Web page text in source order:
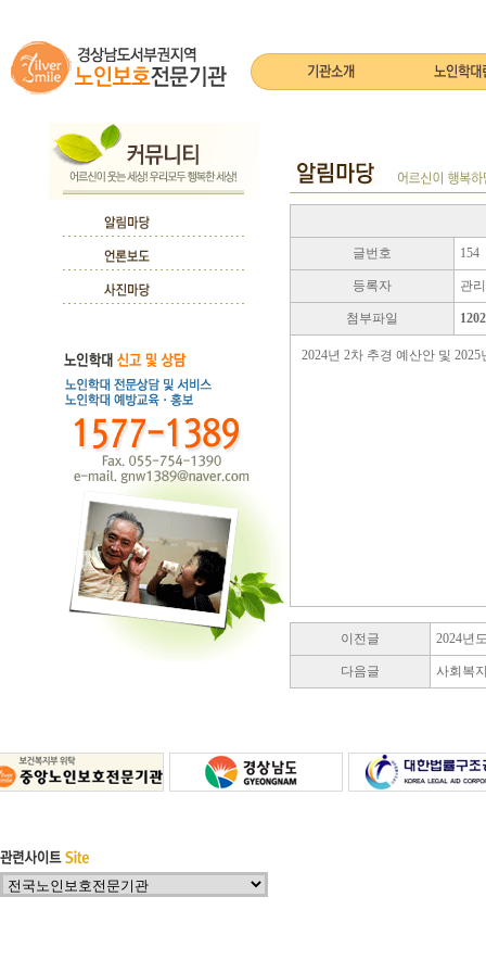
글번호 154
등록자 관
첨부파일
2024년 2차 추경 예산안 및
이전글 2024년
다음글 사회복